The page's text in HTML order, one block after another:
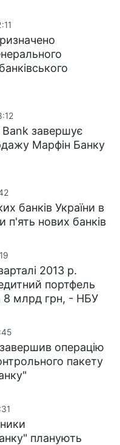
завершує
Марфін Банку
банків України в
п'ять нових банків
2013 р.
портфель
8 млрд грн, - НБУ
операцію
пакету
планують